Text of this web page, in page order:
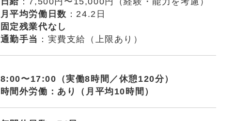
月平均労働日数 ：24.2日
固定残業代なし
通勤手当 ：実費支給（上限あり）
8:00〜17:00（実働8時間／休憩120分）
時間外労働：あり（月平均10時間）